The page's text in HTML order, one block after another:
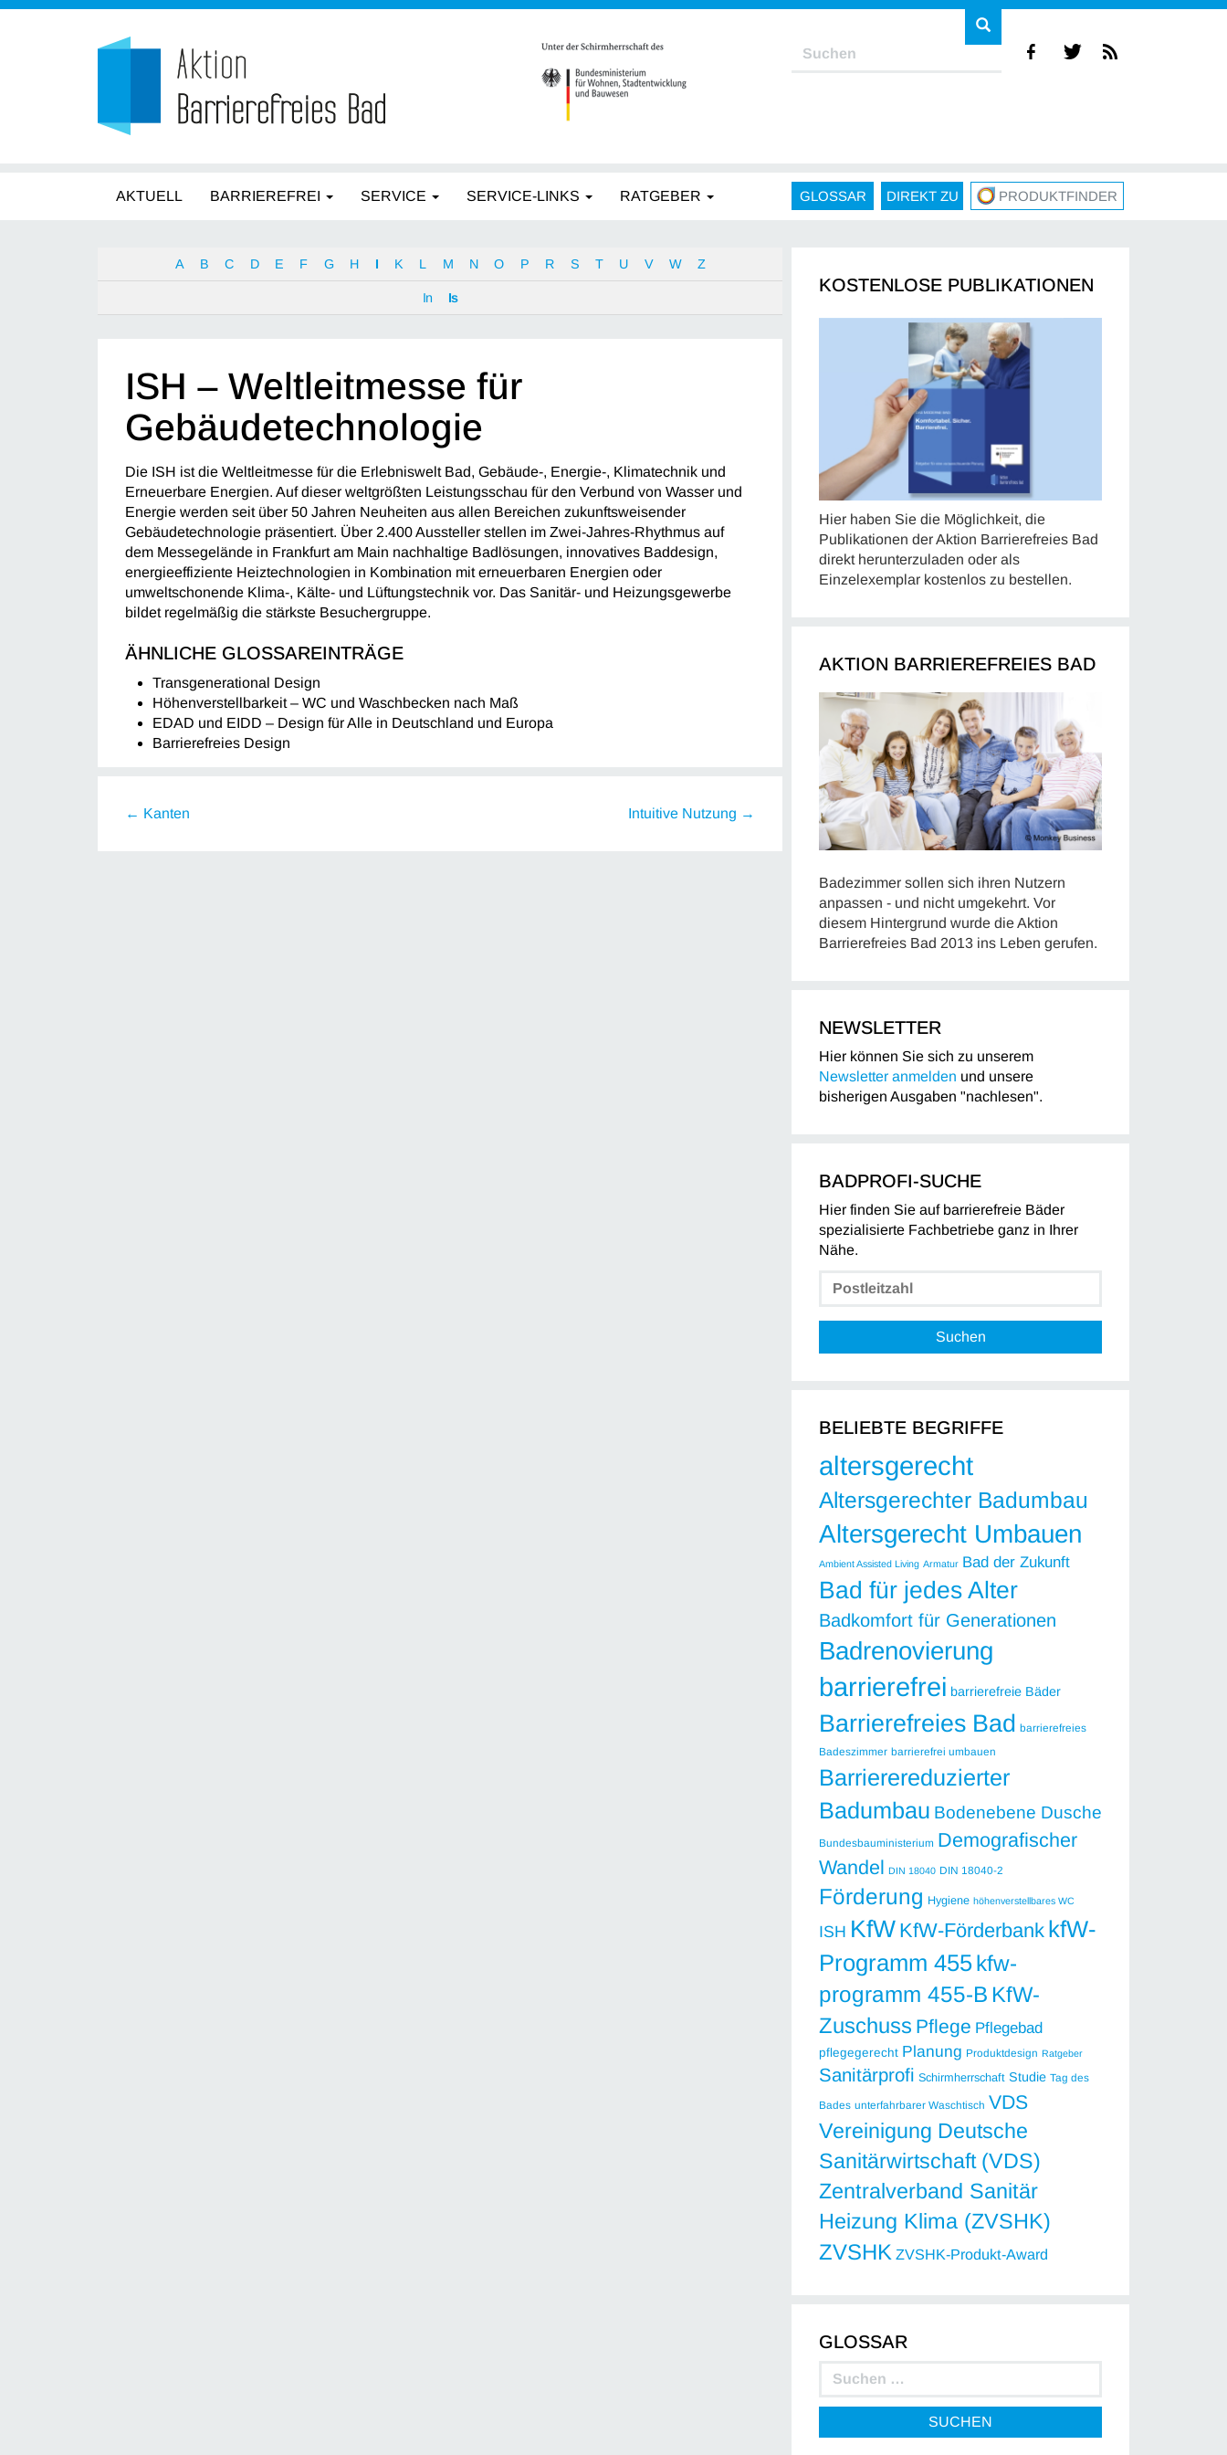
AKTUELL BARRIEREFREI SERVICE SERVICE-LINKS RATGEBER GLOSSAR DIREKT ZU PRODUKTFINDER
A B C D E F G H I K L M N O P R S T U V W Z
In Is
ISH – Weltleitmesse für
Gebäudetechnologie
Die ISH ist die Weltleitmesse für die Erlebniswelt Bad, Gebäude-, Energie-, Klimatechnik und
Erneuerbare Energien. Auf dieser weltgrößten Leistungsschau für den Verbund von Wasser und
Energie werden seit über 50 Jahren Neuheiten aus allen Bereichen zukunftsweisender
Gebäudetechnologie präsentiert. Über 2.400 Aussteller stellen im Zwei-Jahres-Rhythmus auf
dem Messegelände in Frankfurt am Main nachhaltige Badlösungen, innovatives Baddesign,
energieeffiziente Heiztechnologien in Kombination mit erneuerbaren Energien oder
umweltschonende Klima-, Kälte- und Lüftungstechnik vor. Das Sanitär- und Heizungsgewerbe
bildet regelmäßig die stärkste Besuchergruppe.
ÄHNLICHE GLOSSAREINTRÄGE
Transgenerational Design
Höhenverstellbarkeit – WC und Waschbecken nach Maß
EDAD und EIDD – Design für Alle in Deutschland und Europa
Barrierefreies Design
← Kanten Intuitive Nutzung →
KOSTENLOSE PUBLIKATIONEN
Hier haben Sie die Möglichkeit, die
Publikationen der Aktion Barrierefreies Bad
direkt herunterzuladen oder als
Einzelexemplar kostenlos zu bestellen.
AKTION BARRIEREFREIES BAD
Badezimmer sollen sich ihren Nutzern
anpassen - und nicht umgekehrt. Vor
diesem Hintergrund wurde die Aktion
Barrierefreies Bad 2013 ins Leben gerufen.
NEWSLETTER
Hier können Sie sich zu unserem
Newsletter anmelden und unsere
bisherigen Ausgaben "nachlesen".
BADPROFI-SUCHE
Hier finden Sie auf barrierefreie Bäder
spezialisierte Fachbetriebe ganz in Ihrer
Nähe.
Suchen
BELIEBTE BEGRIFFE
altersgerecht
Altersgerechter Badumbau
Altersgerecht Umbauen
Ambient Assisted Living Armatur Bad der Zukunft
Bad für jedes Alter
Badkomfort für Generationen
Badrenovierung
barrierefrei barrierefreie Bäder
Barrierefreies Bad barrierefreies
Badeszimmer barrierefrei umbauen
Barrierereduzierter
Badumbau Bodenebene Dusche
Bundesbauministerium Demografischer
Wandel DIN 18040 DIN 18040-2
Förderung Hygiene höhenverstellbares WC
ISH KfW KfW-Förderbank kfW-
Programm 455kfw-
programm 455-B KfW-
Zuschuss Pflege Pflegebad
pflegegerecht Planung Produktdesign Ratgeber
Sanitärprofi Schirmherrschaft Studie Tag des
Bades unterfahrbarer Waschtisch VDS
Vereinigung Deutsche
Sanitärwirtschaft (VDS)
Zentralverband Sanitär
Heizung Klima (ZVSHK)
ZVSHK ZVSHK-Produkt-Award
GLOSSAR
SUCHEN